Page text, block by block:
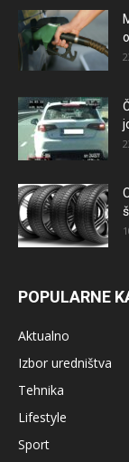
POPULARNE
Aktualno
Izbor uredništva
Tehnika
Lifestyle
Sport